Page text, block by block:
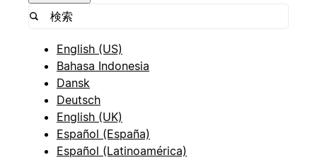
English (US)
Bahasa Indonesia
Dansk
Deutsch
English (UK)
Español (España)
Español (Latinoamérica)